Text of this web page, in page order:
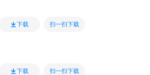
下载 扫一扫下载
下载 扫一扫下载